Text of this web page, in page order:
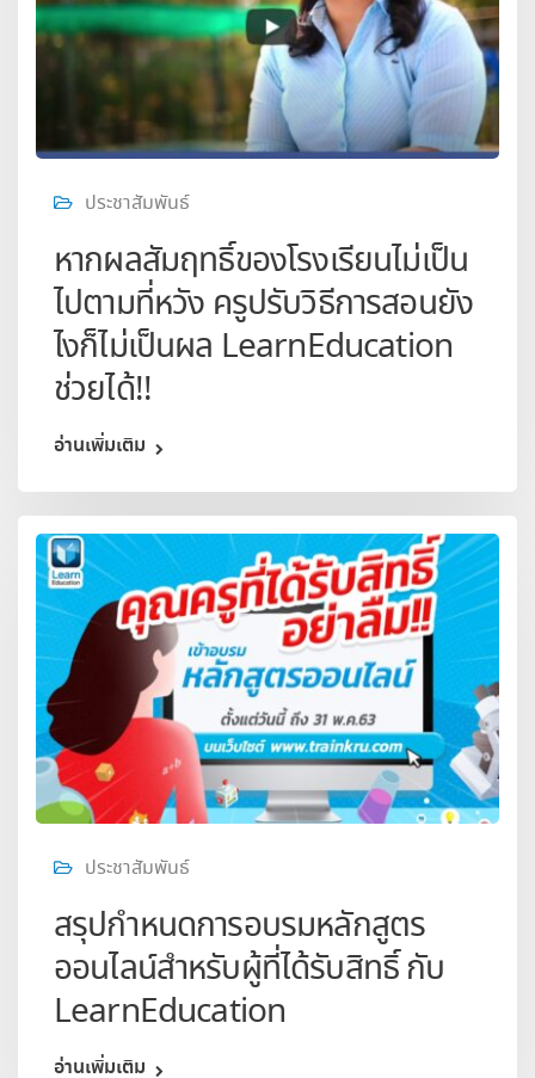
ประชาสัมพันธ์
หากผลสัมฤทธิ์ของโรงเรียนไม่เป็น
ไปตามที่หวัง ครูปรับวิธีการสอนยัง
ไงก็ไม่เป็นผล LearnEducation
ช่วยได้!!
อ่านเพิ่มเติม
ประชาสัมพันธ์
สรุปกำหนดการอบรมหลักสูตร
ออนไลน์สำหรับผู้ที่ได้รับสิทธิ์ กับ
LearnEducation
อ่านเพิ่มเติม